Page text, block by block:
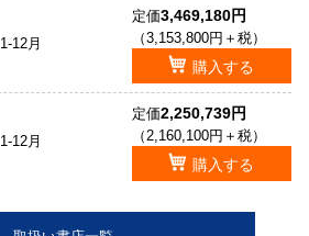
1-12月
定価3,469,180円
（3,153,800円＋税）
購入する
1-12月
定価2,250,739円
（2,160,100円＋税）
購入する